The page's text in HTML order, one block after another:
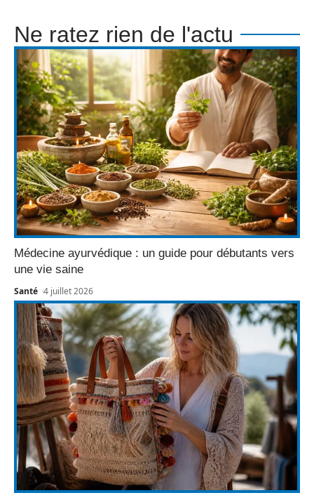
Ne ratez rien de l'actu
Médecine ayurvédique : un guide pour débutants vers
une vie saine
Santé 4 juillet 2026